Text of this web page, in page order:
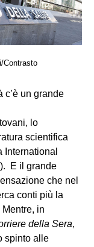
Contrasto
c’è un grande
lo
scientifica
E il grande
che nel
conti più la
in
della Sera,
spinto alle